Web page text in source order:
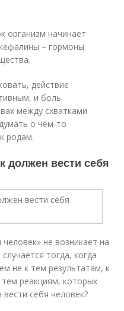
организм начинает
– гормоны
действие
и боль
между схватками
о чём-то
родам.
должен вести себя
не возникает на
тогда, когда
не к тем результатам, к
реакциям, которых
себя человек?